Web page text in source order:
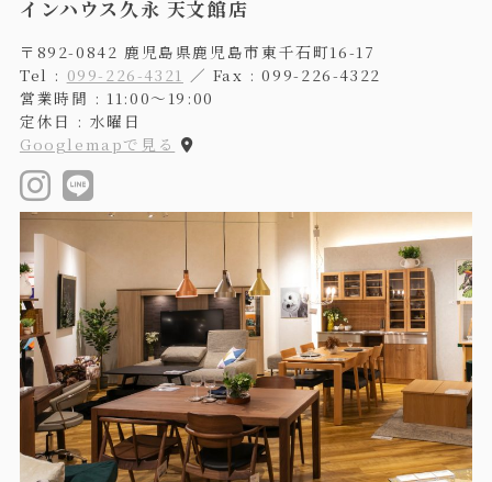
インハウス久永 天文館店
〒892-0842 鹿児島県鹿児島市東千石町16-17
Tel : 099-226-4321 ／ Fax : 099-226-4322
営業時間 : 11:00〜19:00
定休日 : 水曜日
Googlemapで見る